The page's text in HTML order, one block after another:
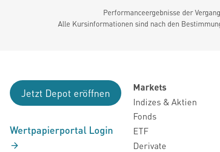
Performanceergebnisse der
Alle Kursinformationen sind nach den
Jetzt Depot eröffnen
Wertpapierportal Login
Markets
Indizes & Aktien
Fonds
ETF
Derivate